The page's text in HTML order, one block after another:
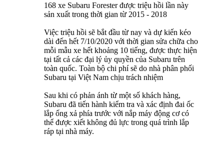
168 xe Subaru Forester được triệu hồi lần này
sản xuất trong thời gian từ 2015 - 2018
Việc triệu hồi sẽ bắt đầu từ nay và dự kiến kéo
dài đến hết 7/10/2020 với thời gian sửa chữa cho
mỗi mẫu xe hết khoảng 10 tiếng, được thực hiện
tại tất cả các đại lý ủy quyền của Subaru trên
toàn quốc. Toàn bộ chi phí sẽ do nhà phân phối
Subaru tại Việt Nam chịu trách nhiệm
Sau khi có phản ánh từ một số khách hàng,
Subaru đã tiến hành kiểm tra và xác định đai ốc
lắp ống xả phía trước với nắp máy động cơ có
thể được xiết không đủ lực trong quá trình lắp
ráp tại nhà máy.